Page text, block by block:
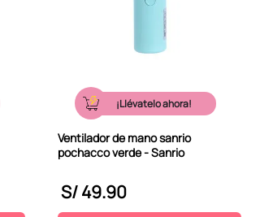
¡Llévatelo ahora!
Ventilador de mano sanrio
pochacco verde - Sanrio
S/49.90